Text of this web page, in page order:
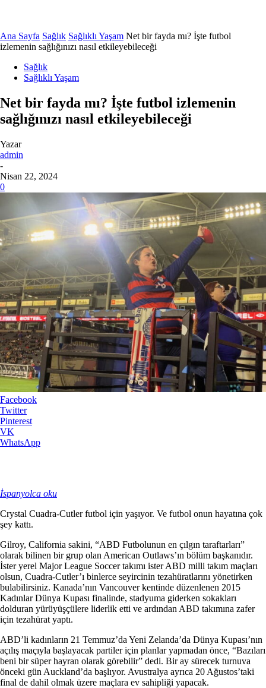
Ana Sayfa Sağlık Sağlıklı Yaşam Net bir fayda mı? İşte futbol
izlemenin sağlığınızı nasıl etkileyebileceği
Sağlık
Sağlıklı Yaşam
Net bir fayda mı? İşte futbol izlemenin
sağlığınızı nasıl etkileyebileceği
Yazar
admin
-
Nisan 22, 2024
0
Facebook
Twitter
Pinterest
VK
WhatsApp
İspanyolca oku
Crystal Cuadra-Cutler futbol için yaşıyor. Ve futbol onun hayatına çok
şey kattı.
Gilroy, California sakini, “ABD Futbolunun en çılgın taraftarları”
olarak bilinen bir grup olan American Outlaws’ın bölüm başkanıdır.
İster yerel Major League Soccer takımı ister ABD milli takım maçları
olsun, Cuadra-Cutler’ı binlerce seyircinin tezahüratlarını yönetirken
bulabilirsiniz. Kanada’nın Vancouver kentinde düzenlenen 2015
Kadınlar Dünya Kupası finalinde, stadyuma giderken sokakları
dolduran yürüyüşçülere liderlik etti ve ardından ABD takımına zafer
için tezahürat yaptı.
ABD’li kadınların 21 Temmuz’da Yeni Zelanda’da Dünya Kupası’nın
açılış maçıyla başlayacak partiler için planlar yapmadan önce, “Bazıları
beni bir süper hayran olarak görebilir” dedi. Bir ay sürecek turnuva
önceki gün Auckland’da başlıyor. Avustralya ayrıca 20 Ağustos’taki
final de dahil olmak üzere maçlara ev sahipliği yapacak.